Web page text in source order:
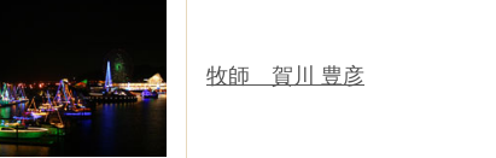
牧師 賀川 豊彦